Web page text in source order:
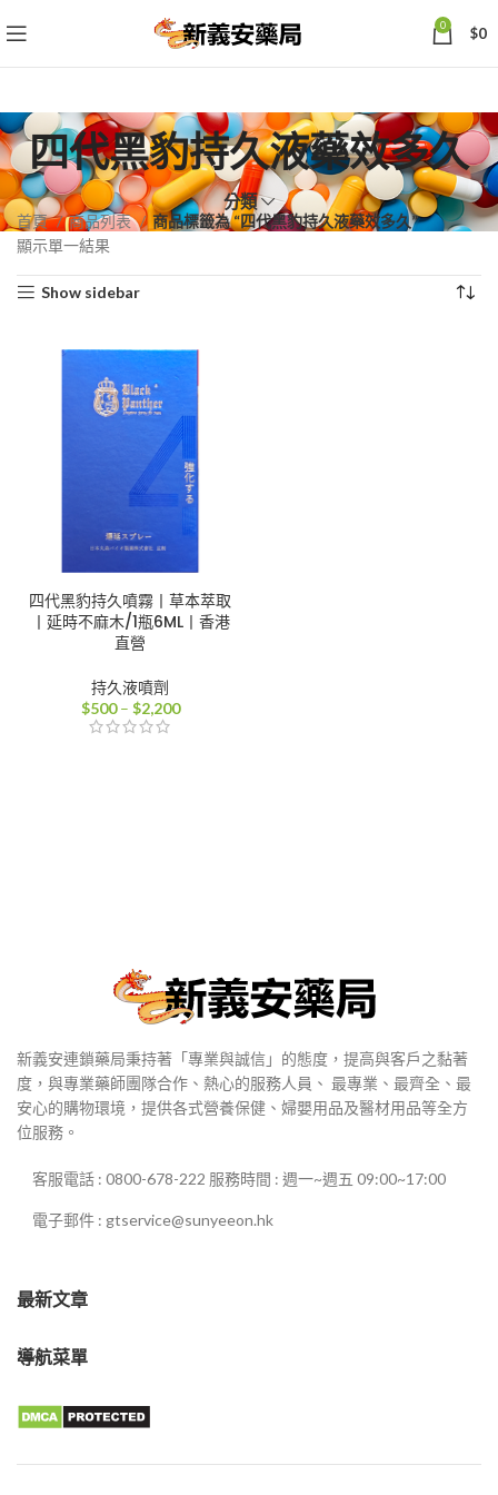
0 $0
四代黑豹持久液藥效多久
分類
首頁 商品列表
商品標籤為 “四代黑豹持久液藥效多久”
顯示單一結果
Show sidebar
四代黑豹持久噴霧丨草本萃取
丨延時不麻木/1瓶6ML丨香港
直營
持久液噴劑
$500 – $2,200價
新義安連鎖藥局秉持著「專業與誠信」的態度，提高與客戶之黏著
度，與專業藥師團隊合作、熱心的服務人員、 最專業、最齊全、最
安心的購物環境，提供各式營養保健、婦嬰用品及醫材用品等全方
位服務。
客服電話 : 0800-678-222 服務時間 : 週一~週五 09:00~17:00
電子郵件 : gtservice@sunyeeon.hk
最新文章
導航菜單